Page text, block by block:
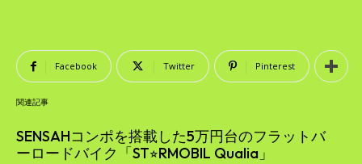
Facebook Twitter Pinterest
関連記事
SENSAHコンポを搭載した5万円台のフラットバ
ーロードバイク「ST⭐︎RMOBIL Qualia」